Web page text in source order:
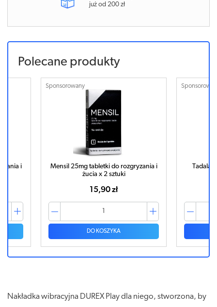
już od 200 zł
Polecane produkty
i
Sponsorowany
Tadalafil Mensil 10mg x 4 tabletki
30,75 zł
DO KOSZYKA
Nakładka wibracyjna DUREX Play dla niego, stworzona, by